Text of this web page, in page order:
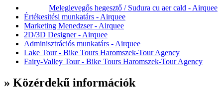
Meleglevegős hegesztő / Sudura cu aer cald - Airquee
Értékesitési munkatárs - Airquee
Marketing Menedzser - Airquee
2D/3D Designer - Airquee
Adminisztrációs munkatárs - Airquee
Lake Tour - Bike Tours Haromszek-Tour Agency
Fairy-Valley Tour - Bike Tours Haromszek-Tour Agency
» Közérdekű információk